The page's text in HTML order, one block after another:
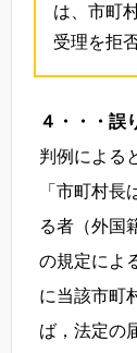
は、市町
受理を拒
４・・・誤
判例による
「市町村
る者（外国
の規定によ
に当該市町
ば，法定の